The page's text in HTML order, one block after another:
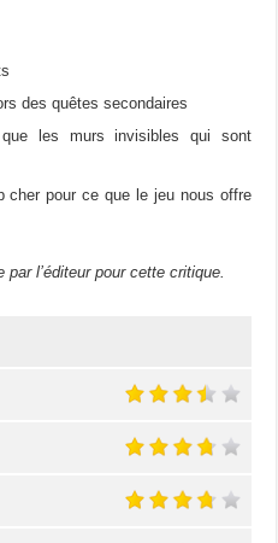
des quêtes secondaires
les murs invisibles qui sont
cher pour ce que le jeu nous offre
l’éditeur pour cette critique.